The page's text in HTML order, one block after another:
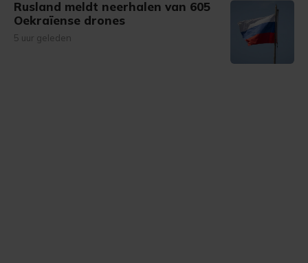
Rusland meldt neerhalen van 605
Oekraïense drones
5 uur geleden